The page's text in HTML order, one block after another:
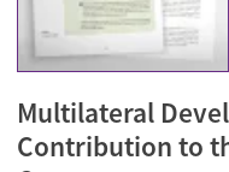
Multilateral
Contribution to